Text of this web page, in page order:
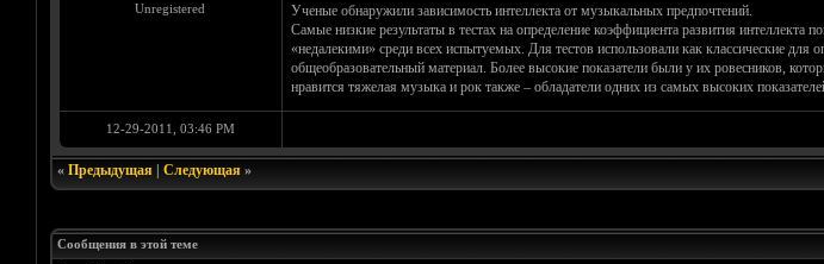
Unregistered
Ученые обнаружили зависимость интеллекта от музыкальных предпочтений.
Самые низкие результаты в тестах на определение коэффициента развития
«недалекими» среди всех испытуемых. Для тестов использовали как классические
общеобразовательный материал. Более высокие показатели были у их ровесников,
нравится тяжелая музыка и рок также – обладатели одних из самых высоких
12-29-2011, 03:46 PM
« Предыдущая| Следующая»
Сообщения в этой теме